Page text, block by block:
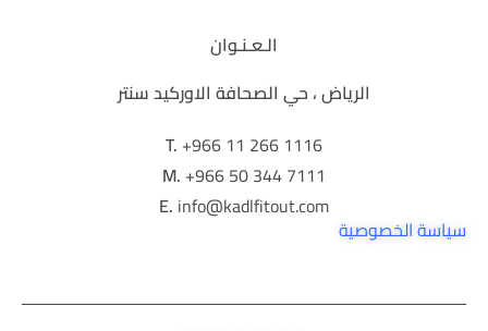
الـعـنـوان
الرياض ، حي الصحافة الاوركيد سنتر
T. +966 11 266 1116
M. +966 50 344 7111
E. info@kadlfitout.com
سياسة الخصوصية